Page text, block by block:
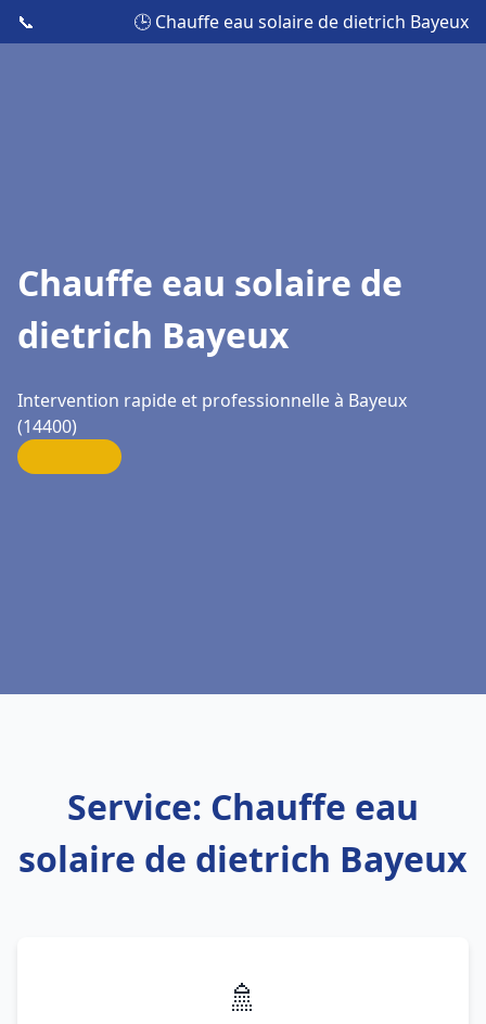
📞 🕒 Chauffe eau solaire de dietrich Bayeux
Chauffe eau solaire de
dietrich Bayeux
Intervention rapide et professionnelle à Bayeux
(14400)
Service: Chauffe eau
solaire de dietrich Bayeux
🚿